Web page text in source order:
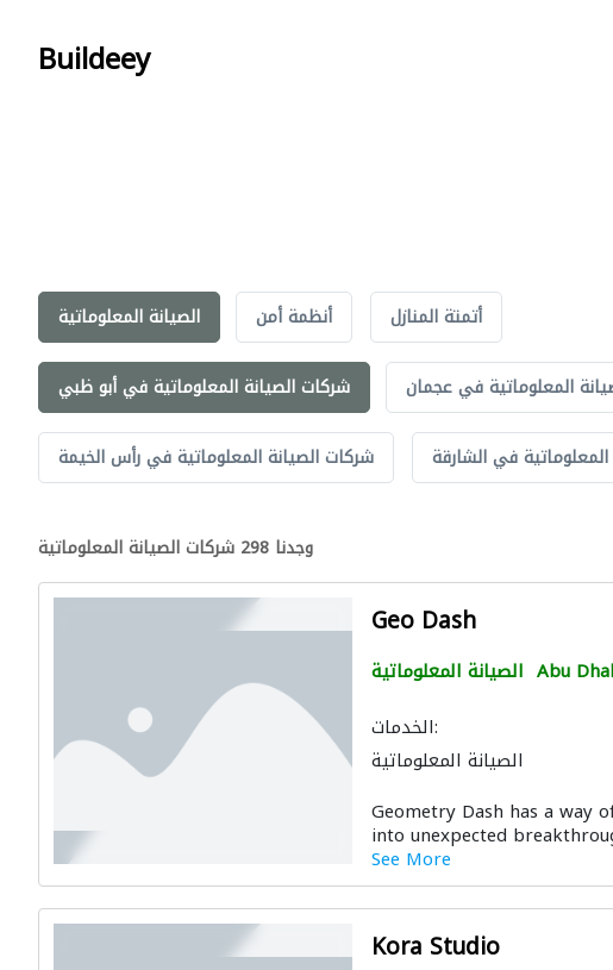
Buildeey
الصيانة المعلوماتية أنظمة أمن أتمتة المنازل
شركات الصيانة المعلوماتية في أبو ظبي المعلوماتية في عجمان
شركات الصيانة المعلوماتية في رأس الخيمة في الشارقة
وجدنا 298 شركات الصيانة المعلوماتية
Geo Dash
الصيانة المعلوماتية Abu
الخدمات:
الصيانة المعلوماتية
Geometry Dash has a way
into unexpected
See More
Kora Studio